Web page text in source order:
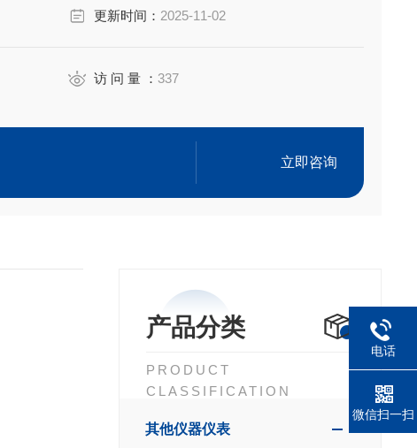
更新时间： 2025-11-02
访 问 量 ：337
立即咨询
产品分类
PRODUCT
CLASSIFICATION
其他仪器仪表
电话
微信扫一扫